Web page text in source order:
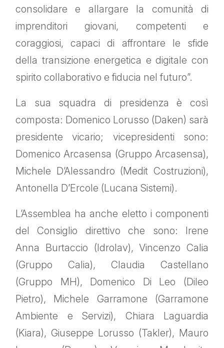
consolidare e allargare la comunità di
imprenditori giovani, competenti e
coraggiosi, capaci di affrontare le sfide
della transizione energetica e digitale con
spirito collaborativo e fiducia nel futuro”.
La sua squadra di presidenza è così
composta: Domenico Lorusso (Daken) sarà
presidente vicario; vicepresidenti sono:
Domenico Arcasensa (Gruppo Arcasensa),
Michele D’Alessandro (Medit Costruzioni),
Antonella D’Ercole (Lucana Sistemi).
L’Assemblea ha anche eletto i componenti
del Consiglio direttivo che sono: Irene
Anna Burtaccio (Idrolav), Vincenzo Calia
(Gruppo Calia), Claudia Castellano
(Gruppo MH), Domenico Di Leo (Dileo
Pietro), Michele Garramone (Garramone
Ambiente e Servizi), Chiara Laguardia
(Kiara), Giuseppe Lorusso (Takler), Mauro